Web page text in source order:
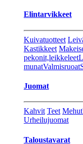
Elintarvikkeet
Kuivatuotteet
Kastikkeet
pekonit,leikkeleet
munatValmisruoat
Juomat
Kahvit Teet Mehut
Urheilujuomat
Taloustavarat